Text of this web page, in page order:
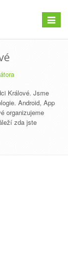
Králové. Jsme
Android, App
organizujeme
zda jste